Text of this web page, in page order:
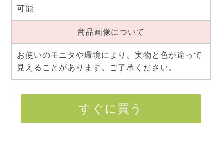
可能
商品画像について
お使いのモニタや環境により、実物と色が違って
見えることがあります。ご了承ください。
すぐに買う